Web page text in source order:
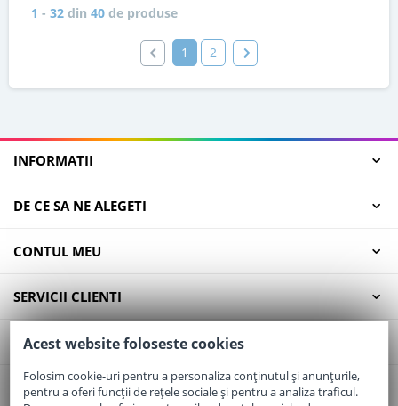
1 - 32 din 40 de produse
1 2
INFORMATII
DE CE SA NE ALEGETI
CONTUL MEU
SERVICII CLIENTI
CONTACT
Email:office@elaptepraf.ro
Acest website foloseste cookies
Folosim cookie-uri pentru a personaliza conținutul și anunțurile,
pentru a oferi funcții de rețele sociale și pentru a analiza traficul.